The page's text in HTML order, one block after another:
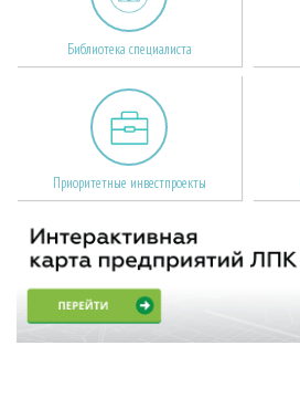
Библиотека специалиста
Приоритетные инвестпроекты